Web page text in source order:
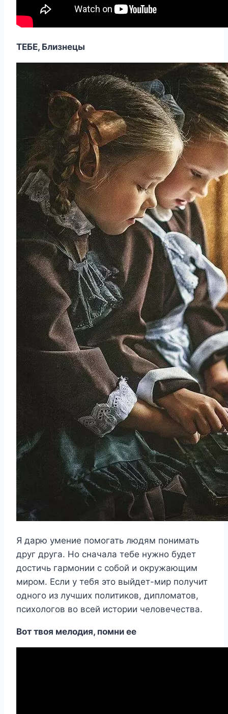
ТЕБЕ, Близнецы
Я дарю умение помогать людям понимать
друг друга. Но сначала тебе нужно будет
достичь гармонии с собой и окружающим
миром. Если у тебя это выйдет-мир получит
одного из лучших политиков, дипломатов,
психологов во всей истории человечества.
Вот твоя мелодия, помни ее